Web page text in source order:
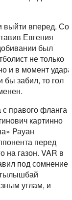
выйти вперед. Со
Евгения
был
не только
и в момент удара
бы забил, то гол
правого фланга
картинно
Рауан
перед
на газон. VAR в
под сомнение
углам, и